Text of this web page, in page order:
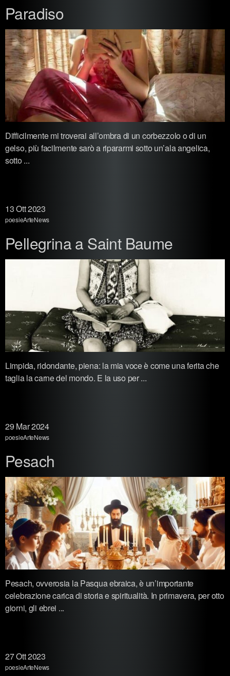
Paradiso
Difficilmente mi troverai all’ombra di un corbezzolo o di un
gelso, più facilmente sarò a ripararmi sotto un’ala angelica,
sotto ...
13Ott 2023
poesieArteNews
Pellegrina a Saint Baume
Limpida, ridondante, piena: la mia voce è come una ferita che
taglia la carne del mondo. E la uso per ...
29 Mar 2024
poesieArteNews
Pesach
Pesach, ovverosia la Pasqua ebraica, è un’importante
celebrazione carica di storia e spiritualità. In primavera, per otto
giorni, gli ebrei ...
27Ott 2023
poesieArteNews